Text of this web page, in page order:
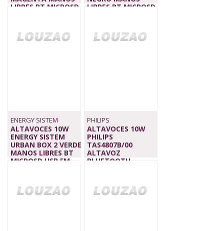
LIBRES BT MICROSD
LIBRES BT MICROSD
ENERGY SISTEM
ALTAVOCES 10W
ENERGY SISTEM
URBAN BOX 2 VERDE
MANOS LIBRES BT
MICROSD USB FM
PHILIPS
ALTAVOCES 10W
PHILIPS
TAS4807B/00
ALTAVOZ
BLUETOOTH,